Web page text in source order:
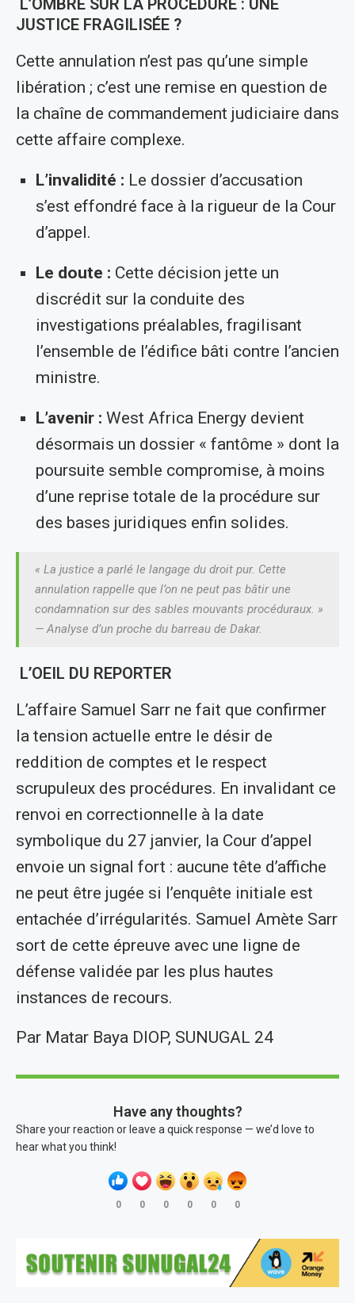
JUSTICE FRAGILISÉE ?
Cette annulation n’est pas qu’une simple
libération ; c’est une remise en question de
la chaîne de commandement judiciaire dans
cette affaire complexe.
L’invalidité : Le dossier d’accusation
s’est effondré face à la rigueur de la Cour
d’appel.
Le doute : Cette décision jette un
discrédit sur la conduite des
investigations préalables, fragilisant
l’ensemble de l’édifice bâti contre l’ancien
ministre.
L’avenir : West Africa Energy devient
désormais un dossier « fantôme » dont la
poursuite semble compromise, à moins
d’une reprise totale de la procédure sur
des bases juridiques enfin solides.
« La justice a parlé le langage du droit pur. Cette
annulation rappelle que l’on ne peut pas bâtir une
condamnation sur des sables mouvants procéduraux. »
—Analyse d’un proche du barreau de Dakar.
L’OEIL DU REPORTER
L’affaire Samuel Sarr ne fait que confirmer
la tension actuelle entre le désir de
reddition de comptes et le respect
scrupuleux des procédures. En invalidant ce
renvoi en correctionnelle à la date
symbolique du 27 janvier, la Cour d’appel
envoie un signal fort : aucune tête d’affiche
ne peut être jugée si l’enquête initiale est
entachée d’irrégularités. Samuel Amète Sarr
sort de cette épreuve avec une ligne de
défense validée par les plus hautes
instances de recours.
Par Matar Baya DIOP, SUNUGAL 24
Have any thoughts?
Share your reaction or leave a quick response — we’d love to
hear what you think!
0 0 0 0 0 0